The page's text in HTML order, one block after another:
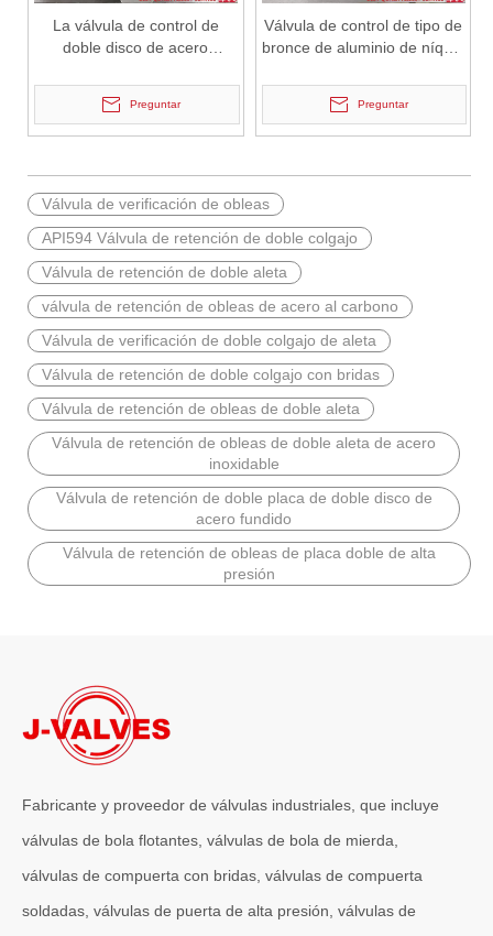
En los sistemas de tuberías industriales, la protección de
Válvula de mariposa triple excéntrica: ventajas de ingeniería y resistencia de fabricación J-VALVES en sistemas de control de flujo de alto rendimiento
IntroducciónEn los sistemas de tuberías industriales modernos,
Introducción a la válvula de tapón de acero dúplex UB6 | Válvula de tapón resistente a la corrosión ANSI de 6 pulgadas y 150 lb de J-VALVES
J-VALVES fabrica válvulas de tapón de acero dúplex UB6 de 6
La válvula de control de
doble disco de acero
Preguntar
Válvula de control de tipo de
bronce de aluminio de níquel
Preguntar
Válvula de verificación de obleas
API594 Válvula de retención de doble colgajo
Válvula de retención de doble aleta
válvula de retención de obleas de acero al carbono
Válvula de verificación de doble colgajo de aleta
Válvula de retención de doble colgajo con bridas
Válvula de retención de obleas de doble aleta
Válvula de retención de obleas de doble aleta de acero
inoxidable
Válvula de retención de doble placa de doble disco de
acero fundido
Válvula de retención de obleas de placa doble de alta
presión
Fabricante y proveedor de válvulas industriales, que incluye
válvulas de bola flotantes, válvulas de bola de mierda,
válvulas de compuerta con bridas, válvulas de compuerta
soldadas, válvulas de puerta de alta presión, válvulas de